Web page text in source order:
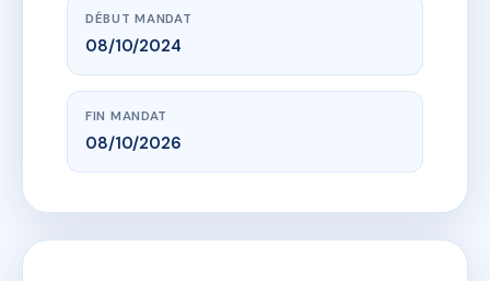
DÉBUT MANDAT
08/10/2024
FIN MANDAT
08/10/2026